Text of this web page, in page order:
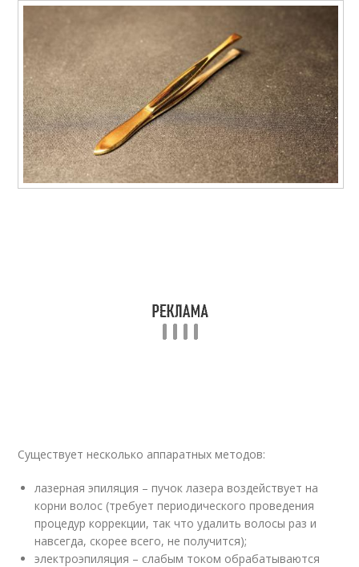
Существует несколько аппаратных методов:
лазерная эпиляция – пучок лазера воздействует на
корни волос (требует периодического проведения
процедур коррекции, так что удалить волосы раз и
навсегда, скорее всего, не получится);
электроэпиляция – слабым током обрабатываются